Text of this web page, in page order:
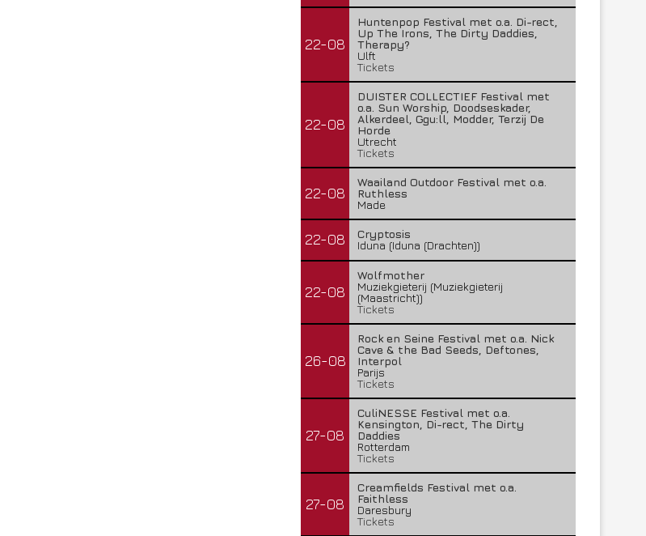
22-08
Huntenpop Festival met o.a. Di-rect,
Up The Irons, The Dirty Daddies,
Therapy?
Ulft
Tickets
22-08
DUISTER COLLECTIEF Festival met
o.a. Sun Worship, Doodseskader,
Alkerdeel, Ggu:ll, Modder, Terzij De
Horde
Utrecht
Tickets
22-08
Waailand Outdoor Festival met o.a.
Ruthless
Made
22-08
Cryptosis
Iduna (Iduna (Drachten))
22-08
Wolfmother
Muziekgieterij (Muziekgieterij
(Maastricht))
Tickets
26-08
Rock en Seine Festival met o.a. Nick
Cave & the Bad Seeds, Deftones,
Interpol
Parijs
Tickets
27-08
CuliNESSE Festival met o.a.
Kensington, Di-rect, The Dirty
Daddies
Rotterdam
Tickets
27-08
Creamfields Festival met o.a.
Faithless
Daresbury
Tickets